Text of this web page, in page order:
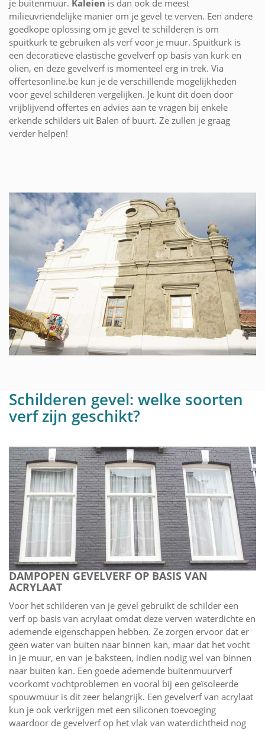
je buitenmuur. Kaleien is dan ook de meest
milieuvriendelijke manier om je gevel te verven. Een andere
goedkope oplossing om je gevel te schilderen is om
spuitkurk te gebruiken als verf voor je muur. Spuitkurk is
een decoratieve elastische gevelverf op basis van kurk en
oliën, en deze gevelverf is momenteel erg in trek. Via
offertesonline.be kun je de verschillende mogelijkheden
voor gevel schilderen vergelijken. Je kunt dit doen door
vrijblijvend offertes en advies aan te vragen bij enkele
erkende schilders uit Balen of buurt. Ze zullen je graag
verder helpen!
Schilderen gevel: welke soorten
verf zijn geschikt?
DAMPOPEN GEVELVERF OP BASIS VAN
ACRYLAAT
Voor het schilderen van je gevel gebruikt de schilder een
verf op basis van acrylaat omdat deze verven waterdichte en
ademende eigenschappen hebben. Ze zorgen ervoor dat er
geen water van buiten naar binnen kan, maar dat het vocht
in je muur, en van je baksteen, indien nodig wel van binnen
naar buiten kan. Een goede ademende buitenmuurverf
voorkomt vochtproblemen en vooral bij een geïsoleerde
spouwmuur is dit zeer belangrijk. Een gevelverf van acrylaat
kun je ook verkrijgen met een siliconen toevoeging
waardoor de gevelverf op het vlak van waterdichtheid nog